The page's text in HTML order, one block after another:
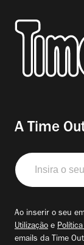
A Time
Insira
o
seu
Ao inserir o seu
Utilização e
emails da Time